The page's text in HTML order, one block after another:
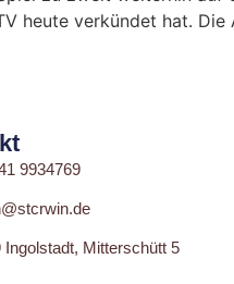
heute verkündet hat. Die
9934769
Ingolstadt, Mitterschütt 5